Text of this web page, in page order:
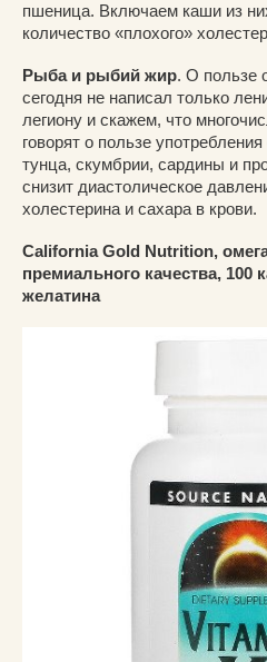
пшеница. Включаем каши из
количество «плохого»
Рыба и рыбий жир. О пользе
сегодня не написал только
легиону и скажем, что
говорят о пользе
тунца, скумбрии, сардины и
снизит диастолическое
холестерина и сахара в крови.
California Gold Nutrition,
премиального качества, 100
желатина